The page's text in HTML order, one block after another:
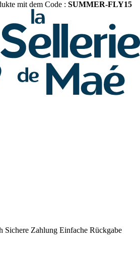
mit dem Code : SUMMER-FLY15
Sichere Zahlung Einfache Rückgabe